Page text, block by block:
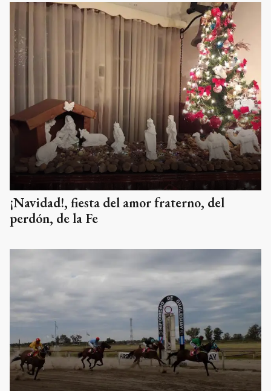
¡Navidad!, fiesta del amor fraterno, del
perdón, de la Fe